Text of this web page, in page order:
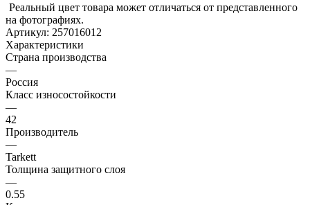
Реальный цвет товара может отличаться от представленного
на фотографиях.
Артикул: 257016012
Характеристики
Страна производства
—
Россия
Класс износостойкости
—
42
Производитель
—
Tarkett
Толщина защитного слоя
—
0.55